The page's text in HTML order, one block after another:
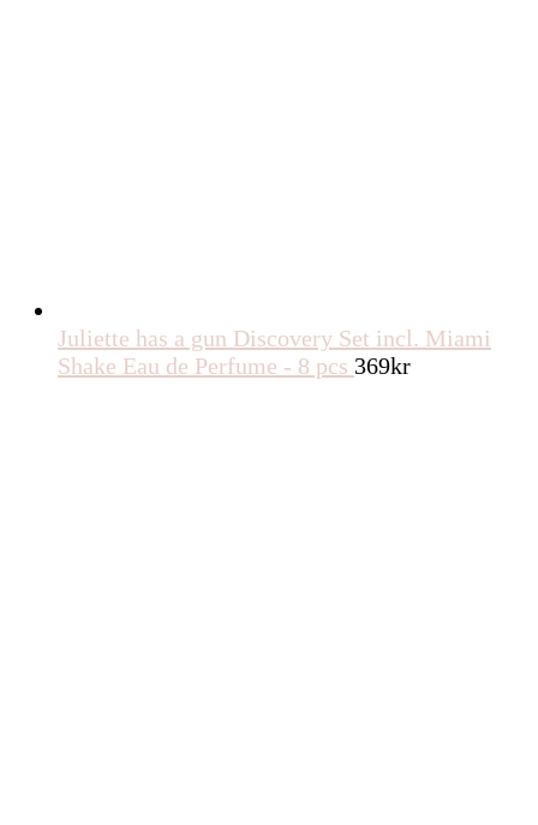
Juliette has a gun Discovery Set incl. Miami
Shake Eau de Perfume - 8 pcs 369kr